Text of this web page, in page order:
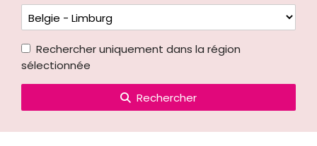
Rechercher uniquement dans la région
sélectionnée
Rechercher